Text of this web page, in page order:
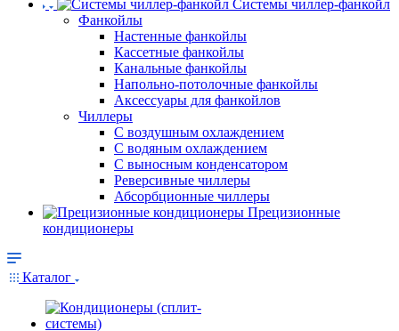
Системы чиллер-фанкойл
Фанкойлы
Настенные фанкойлы
Кассетные фанкойлы
Канальные фанкойлы
Напольно-потолочные фанкойлы
Аксессуары для фанкойлов
Чиллеры
С воздушным охлаждением
С водяным охлаждением
С выносным конденсатором
Реверсивные чиллеры
Абсорбционные чиллеры
Прецизионные
кондиционеры
Каталог